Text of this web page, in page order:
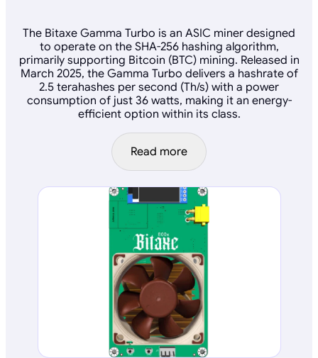
The Bitaxe Gamma Turbo is an ASIC miner designed
to operate on the SHA-256 hashing algorithm,
primarily supporting Bitcoin (BTC) mining. Released in
March 2025, the Gamma Turbo delivers a hashrate of
2.5 terahashes per second (Th/s) with a power
consumption of just 36 watts, making it an energy-
efficient option within its class.
Read more